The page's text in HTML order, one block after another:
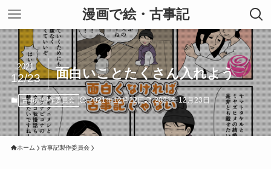
漫画で絵・古事記
面白いことたくさん入れよう
2021
12/23
古事記製作委員会 2021年12月22日 2021年12月23日
ホーム 古事記製作委員会